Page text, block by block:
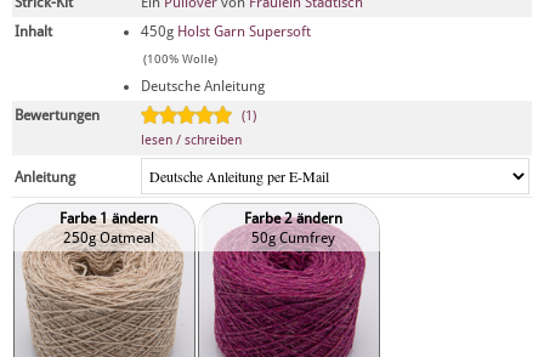
Inhalt
450g Holst Garn Supersoft
(100% Wolle)
Deutsche Anleitung
Bewertungen
(1)
lesen / schreiben
Anleitung
Farbe 1 ändern
250g Oatmeal
Farbe 2 ändern
50g Cumfrey